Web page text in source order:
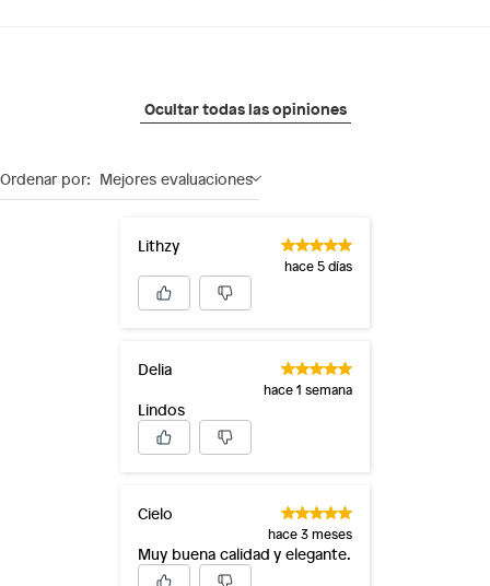
Ocultar todas las opiniones
Ordenar por: Mejores evaluaciones
Lithzy
hace 5 días
Delia
hace 1 semana
Lindos
Cielo
hace 3 meses
Muy buena calidad y elegante.